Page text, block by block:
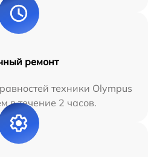
ремонт
техники Olympus
в течение 2 часов.